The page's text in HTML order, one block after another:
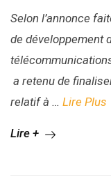
Selon l’annonce
de développement
a retenu de
relatif à … Lire Plus
Lire +